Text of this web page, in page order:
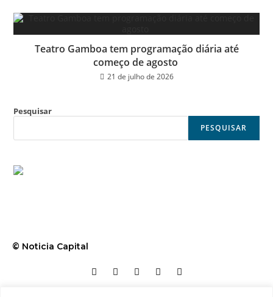
Teatro Gamboa tem programação diária até
começo de agosto
21 de julho de 2026
Pesquisar
PESQUISAR
© Noticia Capital